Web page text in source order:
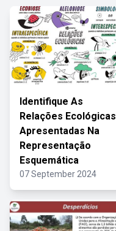
Identifique As
Relações Ecológicas
Apresentadas Na
Representação
Esquemática
07 September 2024